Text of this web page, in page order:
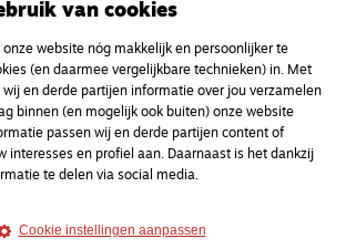
5827 86
van cookies
website nóg makkelijk en persoonlijker te
(en daarmee vergelijkbare technieken) in. Met
wij en derde partijen informatie over jou verzamelen
binnen (en mogelijk ook buiten) onze website
passen wij en derde partijen content of
interesses en profiel aan. Daarnaast is het dankzij
te delen via social media.
Cookie instellingen aanpassen